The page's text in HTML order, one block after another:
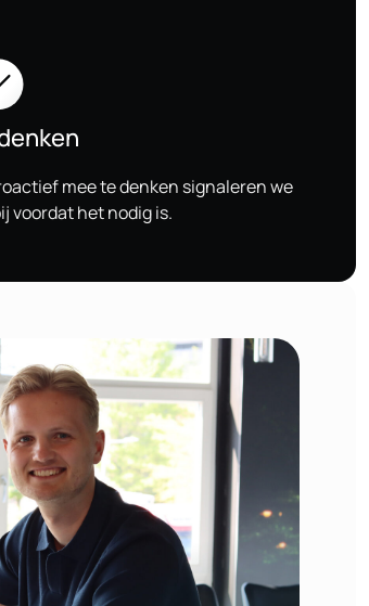
mee te denken signaleren we
voordat het nodig is.